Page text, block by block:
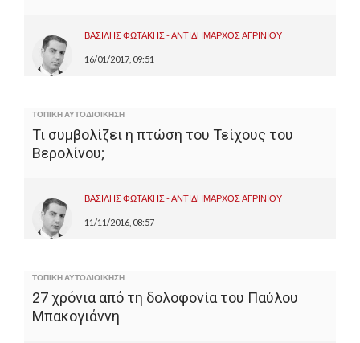
- Σ. Επιχειρήσεων, Αντιδήμαρχος Δήμου Αγρινίου.
ΒΑΣΙΛΗΣ ΦΩΤΑΚΗΣ - ΑΝΤΙΔΗΜΑΡΧΟΣ ΑΓΡΙΝΙΟΥ
16/01/2017, 09:51
ΤΟΠΙΚΗ ΑΥΤΟΔΙΟΙΚΗΣΗ
Τι συμβολίζει η πτώση του Τείχους του
Βερολίνου;
ΒΑΣΙΛΗΣ ΦΩΤΑΚΗΣ - ΑΝΤΙΔΗΜΑΡΧΟΣ ΑΓΡΙΝΙΟΥ
11/11/2016, 08:57
ΤΟΠΙΚΗ ΑΥΤΟΔΙΟΙΚΗΣΗ
27 χρόνια από τη δολοφονία του Παύλου
Μπακογιάννη